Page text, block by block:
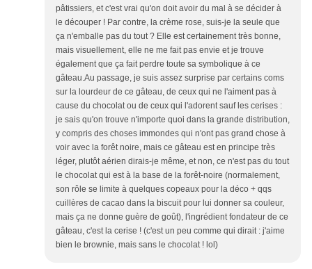
pâtissiers, et c'est vrai qu'on doit avoir du mal à se décider à
le découper ! Par contre, la crème rose, suis-je la seule que
ça n'emballe pas du tout ? Elle est certainement très bonne,
mais visuellement, elle ne me fait pas envie et je trouve
également que ça fait perdre toute sa symbolique à ce
gâteau.Au passage, je suis assez surprise par certains coms
sur la lourdeur de ce gâteau, de ceux qui ne l'aiment pas à
cause du chocolat ou de ceux qui l'adorent sauf les cerises :
je sais qu'on trouve n'importe quoi dans la grande distribution,
y compris des choses immondes qui n'ont pas grand chose à
voir avec la forêt noire, mais ce gâteau est en principe très
léger, plutôt aérien dirais-je même, et non, ce n'est pas du tout
le chocolat qui est à la base de la forêt-noire (normalement,
son rôle se limite à quelques copeaux pour la déco + qqs
cuillères de cacao dans la biscuit pour lui donner sa couleur,
mais ça ne donne guère de goût), l'ingrédient fondateur de ce
gâteau, c'est la cerise ! (c'est un peu comme qui dirait : j'aime
bien le brownie, mais sans le chocolat ! lol)